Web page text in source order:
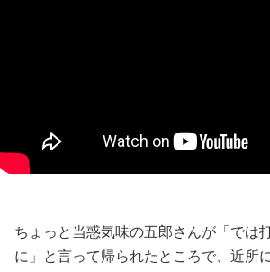
ちょっと当惑気味の五郎さんが「では
に」と言って帰られたところで、近所